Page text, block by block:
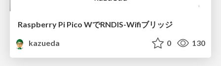
Raspberry Pi Pico WでRNDIS-Wifiブリッジ
kazueda
0 130